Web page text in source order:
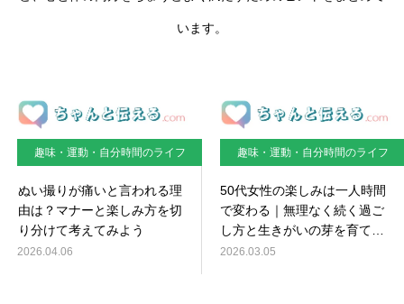
います。
趣味・運動・自分時間のライフ
ぬい撮りが痛いと言われる理
由は？マナーと楽しみ方を切
り分けて考えてみよう
2026.04.06
趣味・運動・自分時間のライフ
50代女性の楽しみは一人時間
で変わる｜無理なく続く過ご
し方と生きがいの芽を育てる
方法
2026.03.05